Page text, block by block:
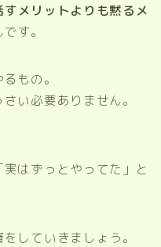
すメリットよりも黙るメ
です。
もの。
い必要ありません。
はずっとやってた」と
していきましょう。